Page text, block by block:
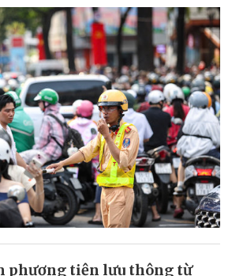
phương tiện lưu thông từ